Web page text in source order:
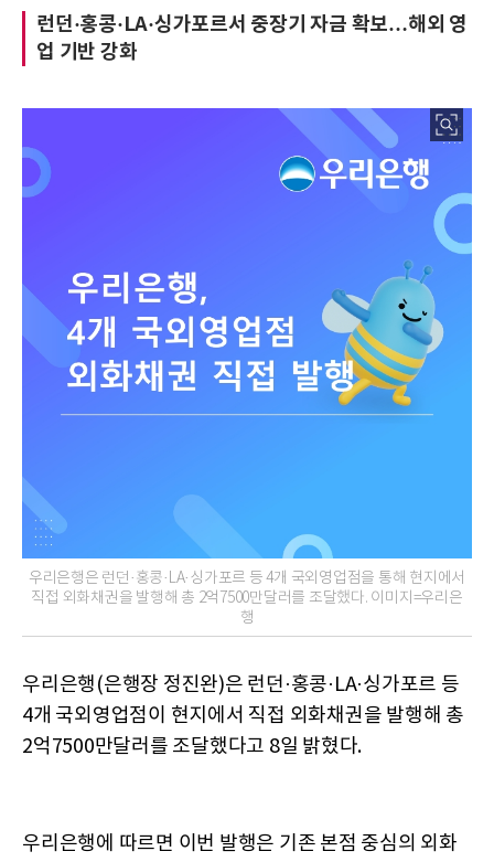
런던·홍콩·LA·싱가포르서 중장기 자금 확보…해외 영
업 기반 강화
우리은행은 런던·홍콩·LA·싱가포르 등 4개 국외영업점을 통해 현지에서
직접 외화채권을 발행해 총 2억7500만달러를 조달했다. 이미지=우리은
행
우리은행(은행장 정진완)은 런던·홍콩·LA·싱가포르 등
4개 국외영업점이 현지에서 직접 외화채권을 발행해 총
2억7500만달러를 조달했다고 8일 밝혔다.
우리은행에 따르면 이번 발행은 기존 본점 중심의 외화